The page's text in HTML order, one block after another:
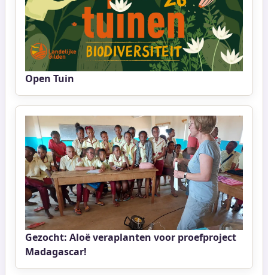
Open Tuin
Gezocht: Aloë veraplanten voor proefproject
Madagascar!